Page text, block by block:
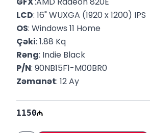
LCD: 16" WUXGA (1920 x 1200) IPS
OS: Windows 11 Home
Çəki: 1.88 Kq
Rəng: Indie Black
P/N: 90NB15F1-M00BR0
Zəmanət: 12 Ay
1150